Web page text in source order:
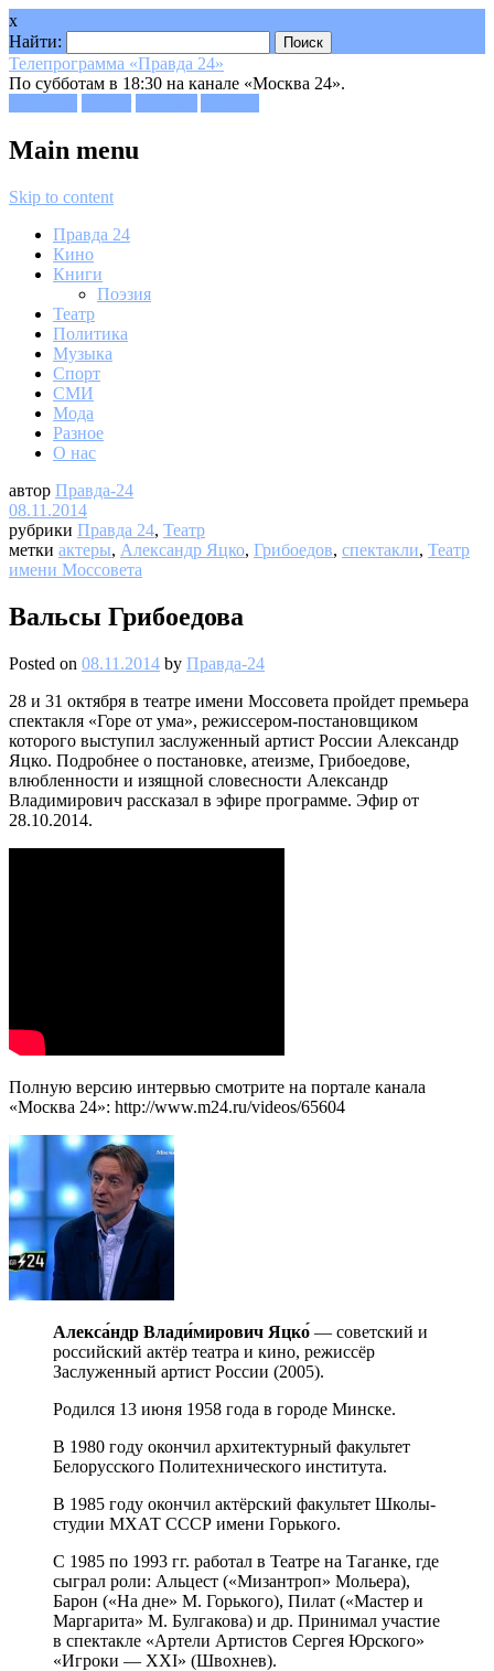
x
Найти:
Телепрограмма «Правда 24»
По субботам в 18:30 на канале «Москва 24».
Main menu
Skip to content
Правда 24
Кино
Книги
Поэзия
Театр
Политика
Музыка
Спорт
СМИ
Мода
Разное
О нас
автор Правда-24
08.11.2014
рубрики Правда 24, Театр
метки актеры, Александр Яцко, Грибоедов, спектакли, Театр
имени Моссовета
Вальсы Грибоедова
Posted on 08.11.2014 by Правда-24
28 и 31 октября в театре имени Моссовета пройдет премьера
спектакля «Горе от ума», режиссером-постановщиком
которого выступил заслуженный артист России Александр
Яцко. Подробнее о постановке, атеизме, Грибоедове,
влюбленности и изящной словесности Александр
Владимирович рассказал в эфире программе. Эфир от
28.10.2014.
Полную версию интервью смотрите на портале канала
«Москва 24»: http://www.m24.ru/videos/65604
Алекса́ндр Влади́мирович Яцко́ — советский и
российский актёр театра и кино, режиссёр
Заслуженный артист России (2005).
Родился 13 июня 1958 года в городе Минске.
В 1980 году окончил архитектурный факультет
Белорусского Политехнического института.
В 1985 году окончил актёрский факультет Школы-
студии МХАТ СССР имени Горького.
С 1985 по 1993 гг. работал в Театре на Таганке, где
сыграл роли: Альцест («Мизантроп» Мольера),
Барон («На дне» М. Горького), Пилат («Мастер и
Маргарита» М. Булгакова) и др. Принимал участие
в спектакле «Артели Артистов Сергея Юрского»
«Игроки — XXI» (Швохнев).